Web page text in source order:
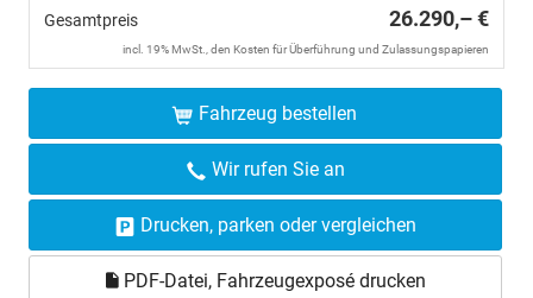
Gesamtpreis 26.290,– €
incl. 19% MwSt., den Kosten für Überführung und Zulassungspapieren
Fahrzeug bestellen
Wir rufen Sie an
Drucken, parken oder vergleichen
PDF-Datei, Fahrzeugexposé drucken